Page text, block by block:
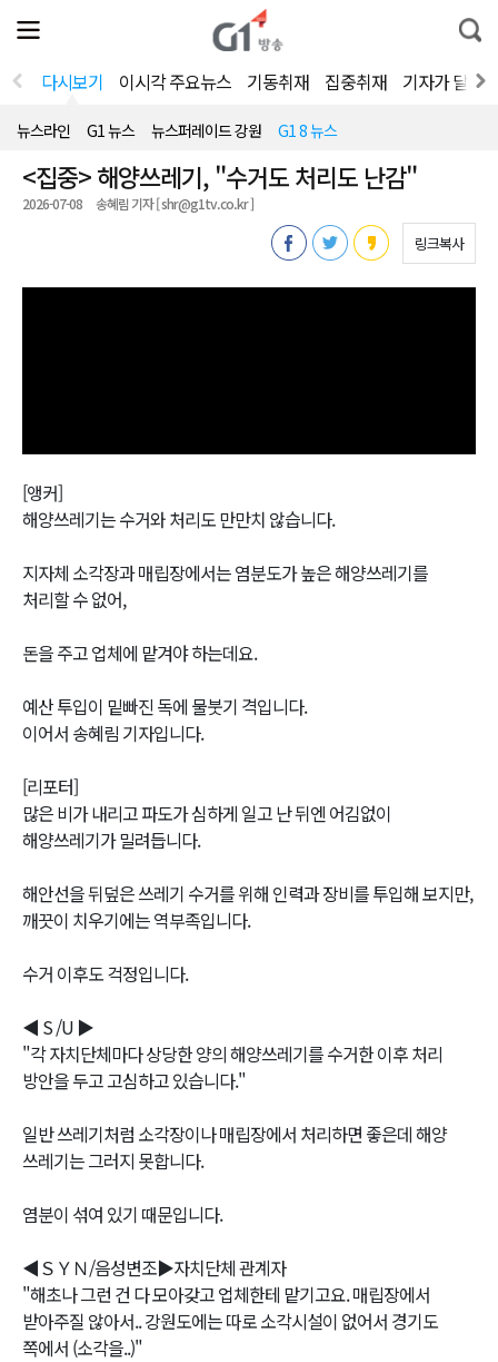
전
체
뉴
열
통
합
색
다시보기 이시각 주요뉴스 기동취재 집중취재 기자가 달려
뉴스라인 G1 뉴스 뉴스퍼레이드 강원 G1 8 뉴스
<집중> 해양쓰레기, "수거도 처리도 난감"
2026-07-08 송혜림 기자 [ shr@g1tv.co.kr ]
링크복사
[앵커]
해양쓰레기는 수거와 처리도 만만치 않습니다.
지자체 소각장과 매립장에서는 염분도가 높은 해양쓰레기를
처리할 수 없어,
돈을 주고 업체에 맡겨야 하는데요.
예산 투입이 밑빠진 독에 물붓기 격입니다.
이어서 송혜림 기자입니다.
[리포터]
많은 비가 내리고 파도가 심하게 일고 난 뒤엔 어김없이
해양쓰레기가 밀려듭니다.
해안선을 뒤덮은 쓰레기 수거를 위해 인력과 장비를 투입해 보지만,
깨끗이 치우기에는 역부족입니다.
수거 이후도 걱정입니다.
◀ S /U ▶
"각 자치단체마다 상당한 양의 해양쓰레기를 수거한 이후 처리
방안을 두고 고심하고 있습니다."
일반 쓰레기처럼 소각장이나 매립장에서 처리하면 좋은데 해양
쓰레기는 그러지 못합니다.
염분이 섞여 있기 때문입니다.
◀ＳＹＮ/음성변조▶자치단체 관계자
"해초나 그런 건 다 모아갖고 업체한테 맡기고요. 매립장에서
받아주질 않아서.. 강원도에는 따로 소각시설이 없어서 경기도
쪽에서 (소각을..)"